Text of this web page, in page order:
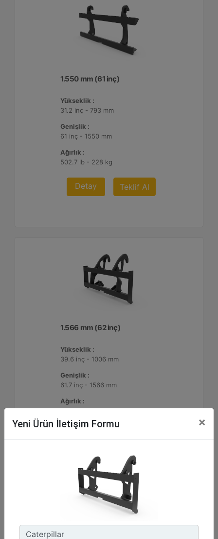
1.550 mm (61 inç)
Yükseklik :
31.2 inç - 793 mm
Genişlik :
61 inç - 1550 mm
Ağırlık :
502.7 lb - 228 kg
Detay Teklif Al
1.566 mm (62 inç)
Yükseklik :
39.6 inç - 1006 mm
Genişlik :
61.7 inç - 1566 mm
Ağırlık :
1569.9 lb - 712.1 kg
Yeni Ürün İletişim Formu ×